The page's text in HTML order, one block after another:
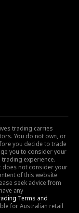
trading carries
You do not own, or
you decide to trade
you to consider your
experience.
does not consider your
of this website
seek advice from
any
Terms and
for Australian retail